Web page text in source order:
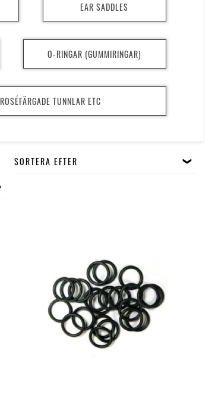
EAR SADDLES
O-RINGAR (GUMMIRINGAR)
ROSÉFÄRGADE TUNNLAR ETC
SORTERA EFTER